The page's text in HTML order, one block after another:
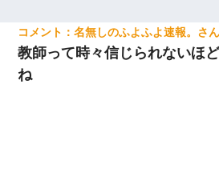
名無しのふよふよ速報。
教師って時々信じられないほ
ね